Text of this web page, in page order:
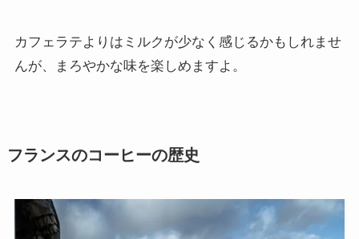
カフェラテよりはミルクが少なく感じるかもしれませ
んが、まろやかな味を楽しめますよ。
フランスのコーヒーの歴史